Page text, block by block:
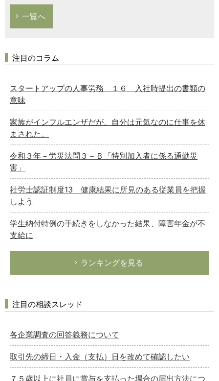
一覧へ
注目のコラム
スタートアップの人事労務 １６ 入社時提出の書類の
意味
家族がインフルエンザだが、自分は元気なのに仕事を休
まされた。
令和３年－労災法問３－Ｂ「特別加入者に係る通勤災
害」
社労士認証制度13 健康結果に所見のある従業員を把握
しよう
学生納付特例の手続きをしなかった結果、障害年金が不
支給に
ランキングを見る
注目の相談スレッド
各企業調査の回答義務について
取引先の締日・入金（支払）日を改めて確認したい
７５歳以上に社員に賞与を支払った場合の届出方法につ